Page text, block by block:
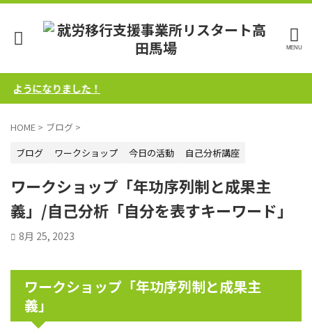
なりました！
HOME > ブログ >
ブログ
ワークショップ 今日の活動 自己分析講座
ワークショップ「年功序列制と成果主
義」/自己分析「自分を表すキーワード」
8月 25, 2023
ワークショップ「年功序列制と成果主
義」